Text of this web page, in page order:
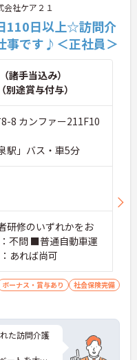
会社ケア２１
110日以上☆訪問介
事です♪＜正社員＞
諸手当込み）
別途賞与付与）
8 カンファー211F10
駅」バス・車5分
研修のいずれかをお
不問 ■普通自動車運
あれば尚可
ボーナス・賞与あり
社会保険完備
た訪問介護